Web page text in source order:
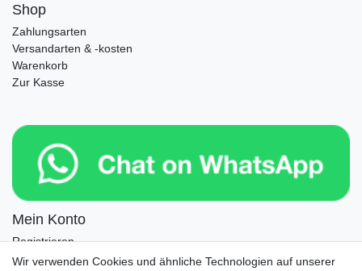
Shop
Zahlungsarten
Versandarten & -kosten
Warenkorb
Zur Kasse
Mein Konto
Registrieren
Login
Wir verwenden Cookies und ähnliche Technologien auf unserer